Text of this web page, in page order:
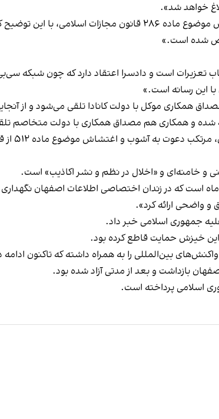
این وکیل دادگستری درباره اتهام‌های پرونده صالحی نیز گفت: «مهمترین اتهامات عبارتند از افساد فی‌الارض موضوع ماده
شده است.»
متخاصم است که موضوع ماده ۵۰۸ قانون مجازات اسلامی باب تعزیرات است و دادسرا اعتقاد دارد که
این رسانه است.»
همکاری موکل با دولت کانادا تلقی می‌شود و از
و همکاری هم مصداق همکاری با دولت متخاصم
او ادامه داد:
و خامنه‌ای و «اخلال در نظم و نشر اکاذیب» است.
است که در زندان اختصاصی اطلاعات اصفهان
واضحی ارائه کرد».
جمهوری اسلامی خبر داد.
خیزش حمایت قاطع کرده بود.
بین‌المللی را به همراه داشته که تاکنون ادامه
اسلامی پرداخته است.